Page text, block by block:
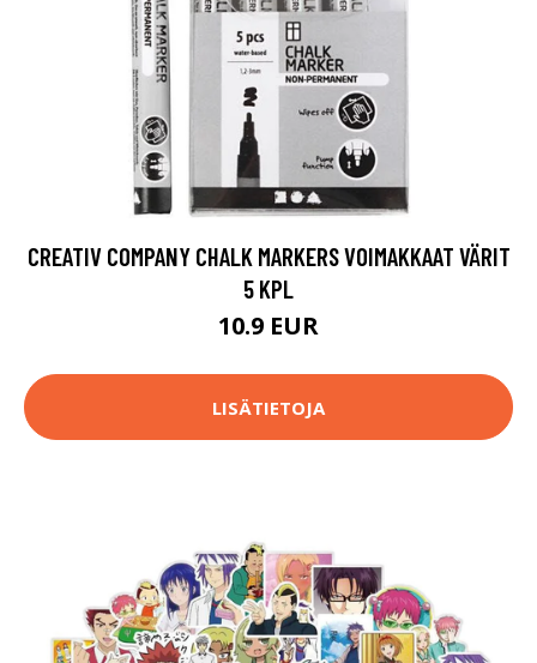
CREATIV COMPANY CHALK MARKERS VOIMAKKAAT VÄRIT
5 KPL
10.9 EUR
LISÄTIETOJA